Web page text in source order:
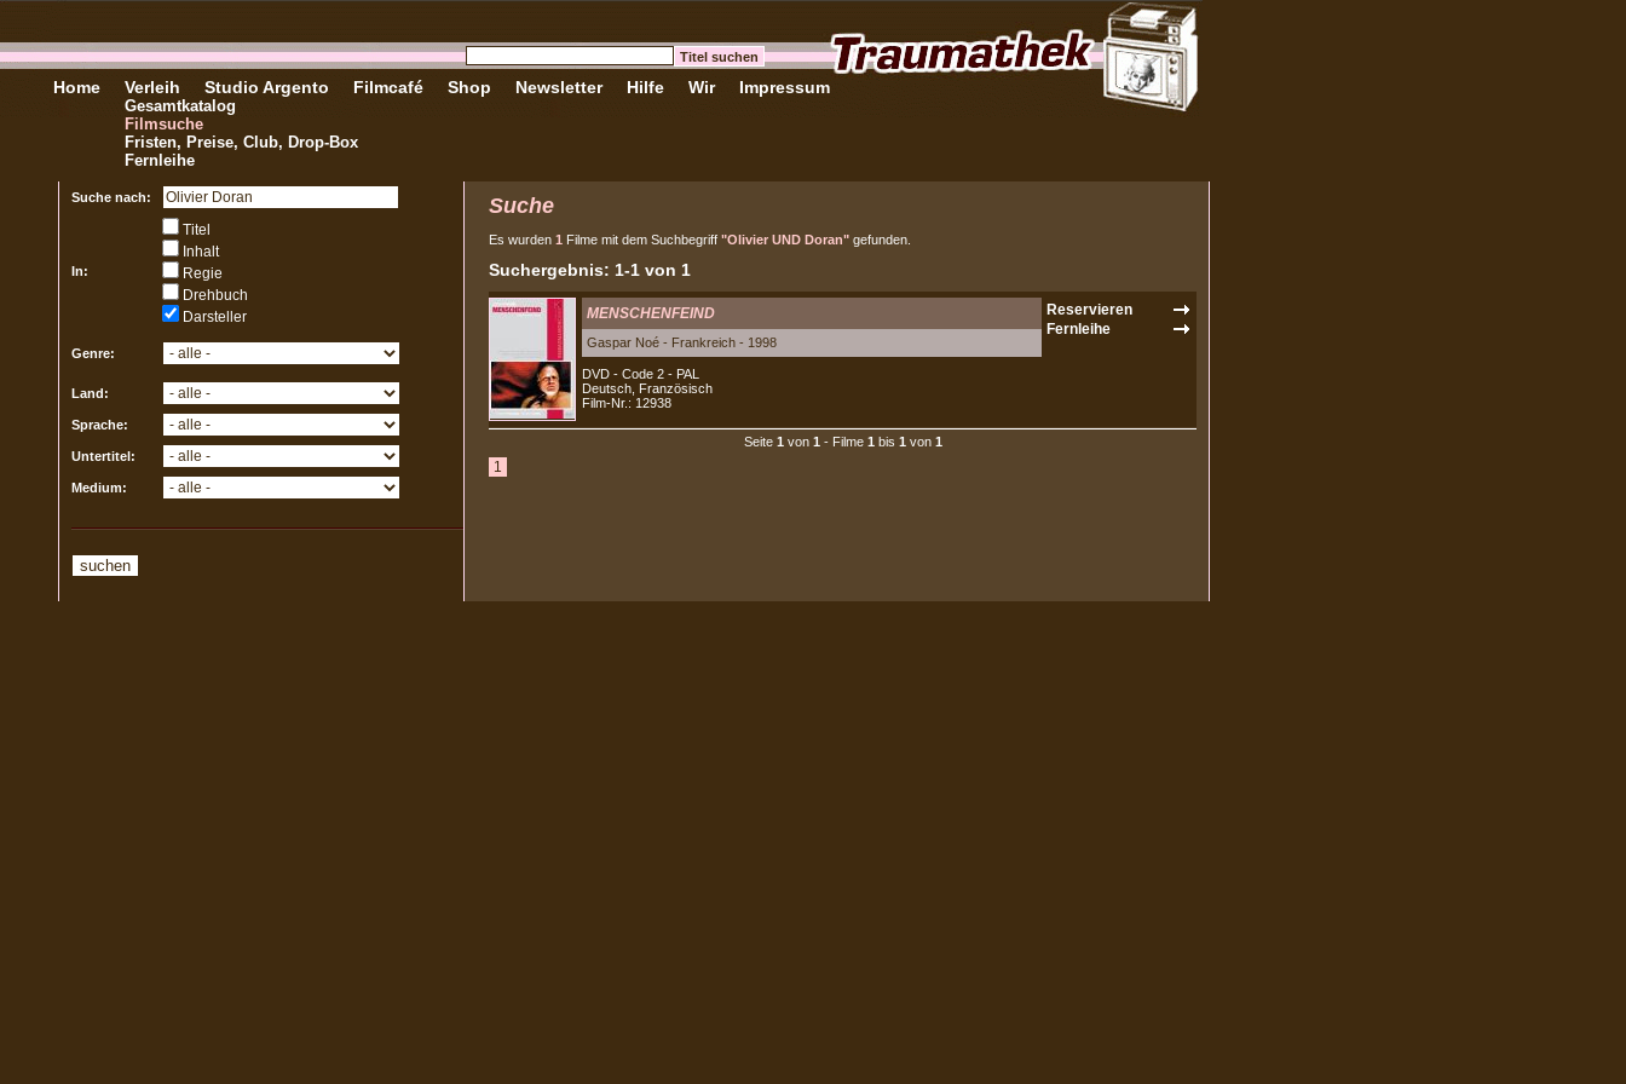
Home Verleih
Gesamtkatalog
Filmsuche
Fristen, Preise, Club, Drop-Box
Fernleihe
Studio Argento Filmcafé Shop Newsletter Hilfe Wir Impressum
Suche nach:
In:
Titel
Inhalt
Regie
Drehbuch
Darsteller
Genre:
Land:
Sprache:
Untertitel:
Medium:
Suche
Es wurden 1 Filme mit dem Suchbegriff "Olivier UND Doran" gefunden.
Suchergebnis: 1-1 von 1
MENSCHENFEIND
Gaspar Noé - Frankreich - 1998
DVD - Code 2 - PAL
Deutsch, Französisch
Film-Nr.: 12938
Seite 1 von 1 - Filme 1 bis 1 von 1
1